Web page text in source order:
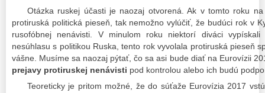
Otázka ruskej účasti je naozaj otvorená. Ak v tomto roku
protiruská politická pieseň, tak nemožno vylúčiť, že budúci rok v
rusofóbnej nenávisti. V minulom roku niektorí diváci
nesúhlasu s politikou Ruska, tento rok vyvolala protiruská pieseň
vášne. Musíme sa naozaj pýtať, čo sa asi bude diať na Eurovízii
prejavy protiruskej nenávisti pod kontrolou alebo ich budú
Teoreticky je pritom možné, že do súťaže Eurovízia 2017